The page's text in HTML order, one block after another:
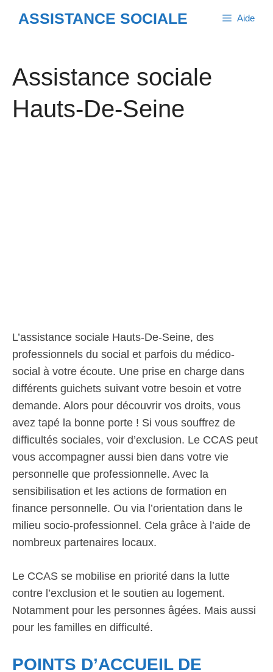
ASSISTANCE SOCIALE Aide
Assistance sociale
Hauts-De-Seine
L’assistance sociale Hauts-De-Seine, des
professionnels du social et parfois du médico-
social à votre écoute. Une prise en charge dans
différents guichets suivant votre besoin et votre
demande. Alors pour découvrir vos droits, vous
avez tapé la bonne porte ! Si vous souffrez de
difficultés sociales, voir d’exclusion. Le CCAS peut
vous accompagner aussi bien dans votre vie
personnelle que professionnelle. Avec la
sensibilisation et les actions de formation en
finance personnelle. Ou via l’orientation dans le
milieu socio-professionnel. Cela grâce à l’aide de
nombreux partenaires locaux.
Le CCAS se mobilise en priorité dans la lutte
contre l’exclusion et le soutien au logement.
Notamment pour les personnes âgées. Mais aussi
pour les familles en difficulté.
POINTS D’ACCUEIL DE